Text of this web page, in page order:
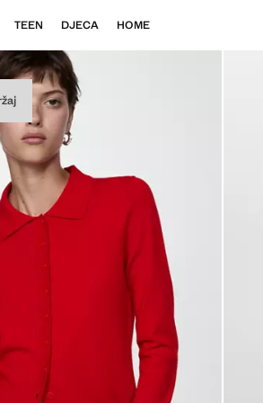
TEEN DJECA HOME